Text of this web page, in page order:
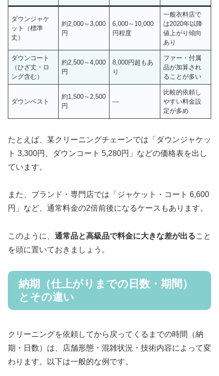
ダウンジャケ
ット（標準
丈）
約2,000～3,000
円
6,000～10,000
円程度
一般衣料店で
は2020年以降
値上がり傾向
あり
ダウンコート
（ひざ丈・ロ
ング含む）
約2,500～4,000
円
8,000円超もあ
り
ファー・付属
品が加算され
ることが多い
ダウンベスト
約1,500～2,500
円
―
比較的依頼し
やすい料金設
定が多め
たとえば、某クリーニングチェーンでは「ダウンジャケッ
ト 3,300円、ダウンコート 5,280円」などの価格表を出し
ています。
また、ブランド・専門店では「ジャケット・コート 6,600
円」など、通常料金の2倍前後になるケースもあります。
このように、 通常品と高級品で料金に大きな差が出ること
を頭に置いておきましょう。
納期（仕上がりまでの日数・期間）
とその違い
クリーニングを依頼してから戻ってくるまでの時間（納
期・日数）は、店舗形態・混雑状況・技術内容によって変
わります。以下は一般的な例です。